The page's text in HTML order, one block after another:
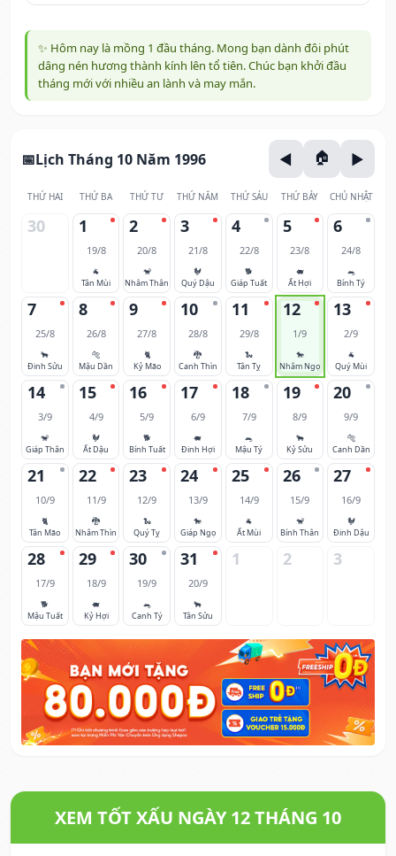
✨ Hôm nay là mồng 1 đầu tháng. Mong bạn dành đôi phút
dâng nén hương thành kính lên tổ tiên. Chúc bạn khởi đầu
tháng mới với nhiều an lành và may mắn.
Lịch Tháng 10 Năm 1996
THỨ HAI THỨ BA THỨ TƯ THỨ NĂM THỨ SÁU THỨ BẢY CHỦ NHẬT
30 1
19/8
🐐
Tân Mùi
2
20/8
🐒
Nhâm Thân
3
21/8
🐓
Quý Dậu
4
22/8
🐕
Giáp Tuất
5
23/8
🐖
Ất Hợi
6
24/8
🐀
Bính Tý
7
25/8
🐂
Đinh Sửu
8
26/8
🐅
Mậu Dần
9
27/8
🐈
Kỷ Mão
10
28/8
🐉
Canh Thìn
11
29/8
🐍
Tân Tỵ
12
1/9
🐎
Nhâm Ngọ
13
2/9
🐐
Quý Mùi
14
3/9
🐒
Giáp Thân
15
4/9
🐓
Ất Dậu
16
5/9
🐕
Bính Tuất
17
6/9
🐖
Đinh Hợi
18
7/9
🐀
Mậu Tý
19
8/9
🐂
Kỷ Sửu
20
9/9
🐅
Canh Dần
21
10/9
🐈
Tân Mão
22
11/9
🐉
Nhâm Thìn
23
12/9
🐍
Quý Tỵ
24
13/9
🐎
Giáp Ngọ
25
14/9
🐐
Ất Mùi
26
15/9
🐒
Bính Thân
27
16/9
🐓
Đinh Dậu
28
17/9
🐕
Mậu Tuất
29
18/9
🐖
Kỷ Hợi
30
19/9
🐀
Canh Tý
31
20/9
🐂
Tân Sửu
1 2 3
XEM TỐT XẤU NGÀY 12 THÁNG 10